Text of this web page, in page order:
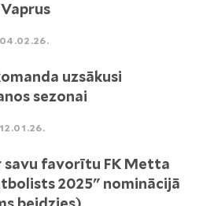
uzsākusi
sezonai
savu favorītu FK Metta
2025" nominācijā